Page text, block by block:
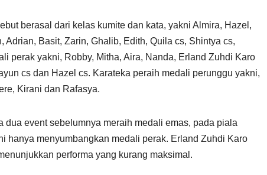
berasal dari kelas kumite dan kata, yakni Almira, Hazel,
Basit, Zarin, Ghalib, Edith, Quila cs, Shintya cs,
perak yakni, Robby, Mitha, Aira, Nanda, Erland Zuhdi Karo
cs dan Hazel cs. Karateka peraih medali perunggu yakni,
Kirani dan Rafasya.
event sebelumnya meraih medali emas, pada piala
hanya menyumbangkan medali perak. Erland Zuhdi Karo
performa yang kurang maksimal.